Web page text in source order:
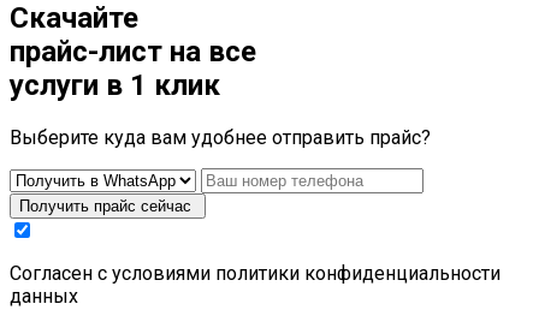
Скачайте
прайс-лист на все
услуги в 1 клик
Выберите куда вам удобнее отправить прайс?
Получить прайс сейчас
Cогласен с условиями политики конфиденциальности
данных